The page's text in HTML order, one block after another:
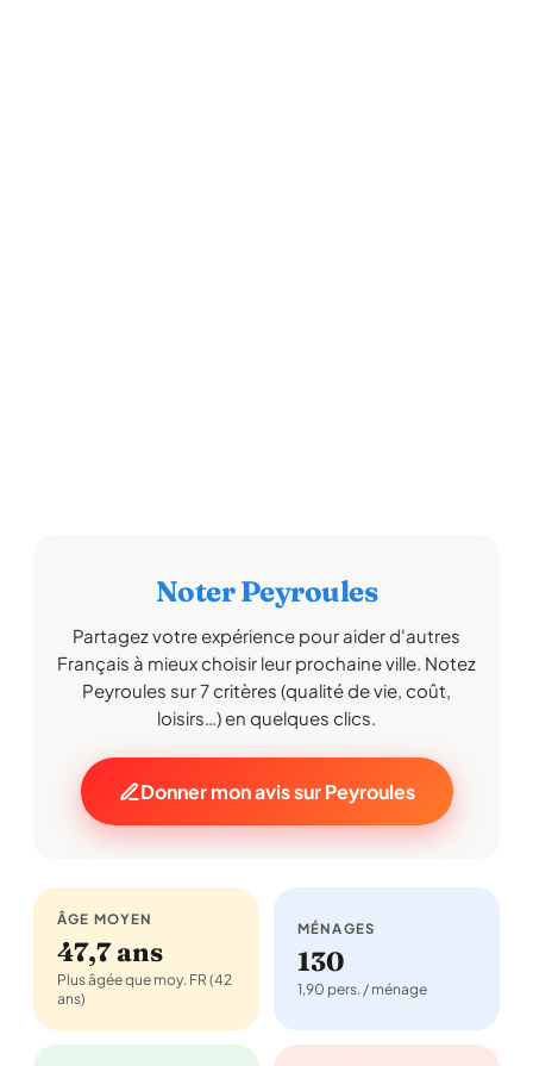
Noter Peyroules
Partagez votre expérience pour aider d'autres
Français à mieux choisir leur prochaine ville. Notez
Peyroules sur 7 critères (qualité de vie, coût,
loisirs…) en quelques clics.
Donner mon avis sur Peyroules
ÂGE MOYEN
47,7 ans
Plus âgée que moy. FR (42
ans)
MÉNAGES
130
1,90 pers. / ménage